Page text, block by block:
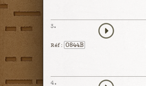
3.
Réf : 0844B
4.